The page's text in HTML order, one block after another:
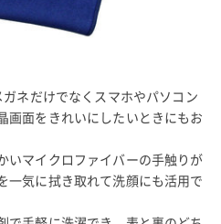
ネだけでなくスマホやパソコン
画面をきれいにしたいときにもお
いマイクロファイバーの手触りが
一気に拭き取れて洗顔にも活用で